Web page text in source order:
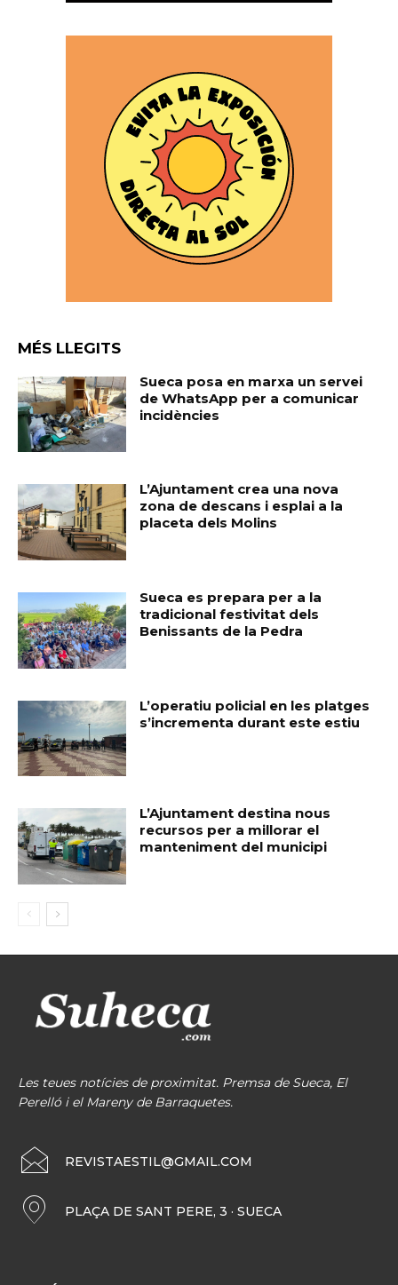
MÉS LLEGITS
Sueca posa en marxa un servei
de WhatsApp per a comunicar
incidències
L’Ajuntament crea una nova
zona de descans i esplai a la
placeta dels Molins
Sueca es prepara per a la
tradicional festivitat dels
Benissants de la Pedra
L’operatiu policial en les platges
s’incrementa durant este estiu
L’Ajuntament destina nous
recursos per a millorar el
manteniment del municipi
Les teues notícies de proximitat. Premsa de Sueca, El
Perelló i el Mareny de Barraquetes.
REVISTAESTIL@GMAIL.COM
PLAÇA DE SANT PERE, 3 · SUECA